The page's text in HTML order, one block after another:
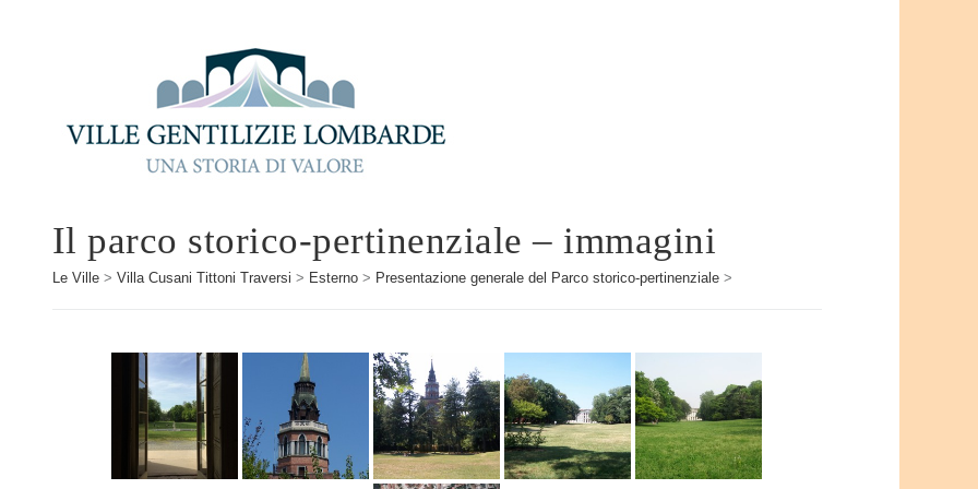
Il parco storico-pertinenziale – immagini
Le Ville> Villa Cusani Tittoni Traversi > Esterno> Presentazione generale del Parco storico-pertinenziale>